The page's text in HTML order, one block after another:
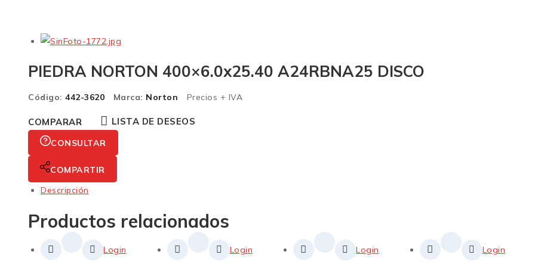
PIEDRA NORTON 400×6.0x25.40 A24RBNA25 DISCO
Código: 442-3620 Marca: Norton Precios + IVA
COMPARAR LISTA DE DESEOS
CONSULTAR
COMPARTIR
Descripción
Productos relacionados
Login Login Login Login